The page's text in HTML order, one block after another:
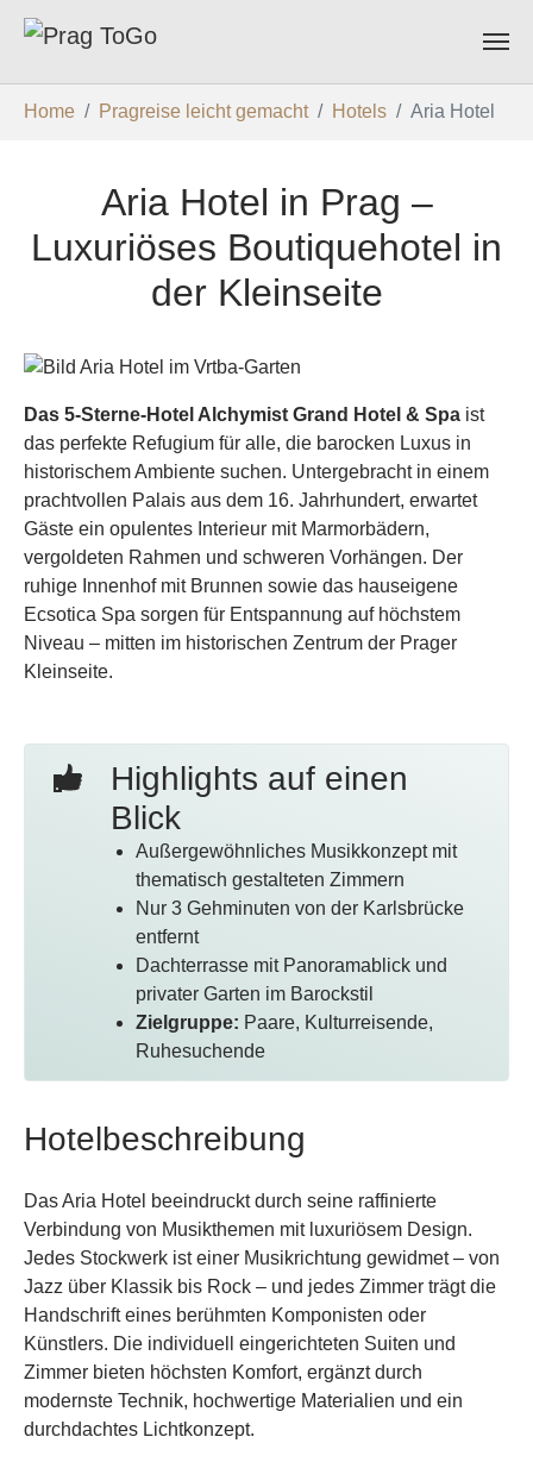
Home Pragreise leicht gemacht Hotels Aria Hotel
Aria Hotel in Prag –
Luxuriöses Boutiquehotel in
der Kleinseite
Das 5-Sterne-Hotel Alchymist Grand Hotel & Spa ist
das perfekte Refugium für alle, die barocken Luxus in
historischem Ambiente suchen. Untergebracht in einem
prachtvollen Palais aus dem 16. Jahrhundert, erwartet
Gäste ein opulentes Interieur mit Marmorbädern,
vergoldeten Rahmen und schweren Vorhängen. Der
ruhige Innenhof mit Brunnen sowie das hauseigene
Ecsotica Spa sorgen für Entspannung auf höchstem
Niveau – mitten im historischen Zentrum der Prager
Kleinseite.
Highlights auf einen
Blick
Außergewöhnliches Musikkonzept mit
thematisch gestalteten Zimmern
Nur 3 Gehminuten von der Karlsbrücke
entfernt
Dachterrasse mit Panoramablick und
privater Garten im Barockstil
Zielgruppe: Paare, Kulturreisende,
Ruhesuchende
Hotelbeschreibung
Das Aria Hotel beeindruckt durch seine raffinierte
Verbindung von Musikthemen mit luxuriösem Design.
Jedes Stockwerk ist einer Musikrichtung gewidmet – von
Jazz über Klassik bis Rock – und jedes Zimmer trägt die
Handschrift eines berühmten Komponisten oder
Künstlers. Die individuell eingerichteten Suiten und
Zimmer bieten höchsten Komfort, ergänzt durch
modernste Technik, hochwertige Materialien und ein
durchdachtes Lichtkonzept.